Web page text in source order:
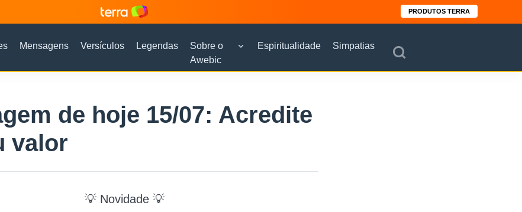
PRODUTOS TERRA
Mensagens Versículos Legendas
Sobre o
Awebic
Espiritualidade Simpatias
de hoje 15/07: Acredite
valor
💡 Novidade 💡